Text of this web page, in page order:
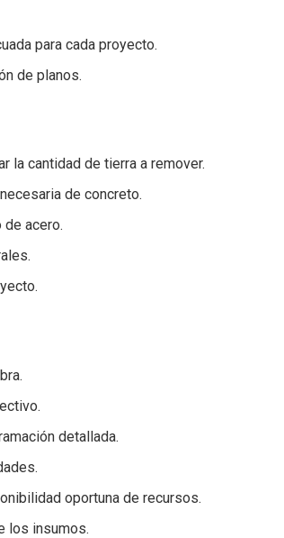
para cada proyecto.
de planos.
la cantidad de tierra a remover.
de concreto.
acero.
detallada.
oportuna de recursos.
los insumos.